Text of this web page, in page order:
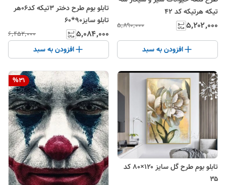
تیکه هرتیکه کد ۴۲
۵٬۲۰۲٬۰۰۰ ۵٬۸۹۰٬۰۰۰
افزودن به سبد
تابلو بوم طرح دختر 3تیکه کد06هر
تابلو سایز90*60
۵٬۰۸۴٬۰۰۰ ۶٬۴۵۲٬۰۰۰
افزودن به سبد
تابلو بوم طرح گل سایز ۱۲۰×۸۰ کد
۳۵
%31